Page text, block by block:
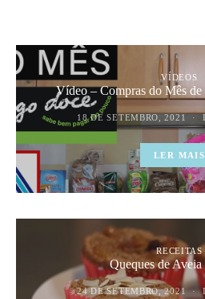
VÍDEOS
Vídeo – Compras do Mês
18 DE SETEMBRO, 2021
LER MAIS
RECEITAS
Queques de Aveia
24 DE SETEMBRO, 2021